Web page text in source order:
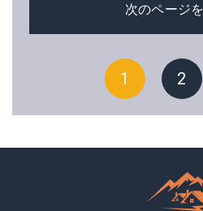
次のページ
1 2